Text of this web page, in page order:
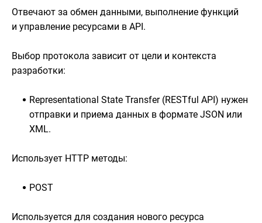
Отвечают за обмен данными, выполнение функций
и управление ресурсами в API.
Выбор протокола зависит от цели и контекста
разработки:
Representational State Transfer (RESTful API) нужен
отправки и приема данных в формате JSON или
XML.
Использует HTTP методы:
POST
Используется для создания нового ресурса